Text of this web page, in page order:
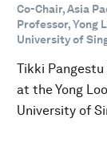
Co-Chair, Asia
Professor, Yong
University of
Tikki
at the Yong
University of